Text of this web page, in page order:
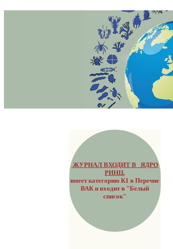
ЖУРНАЛ ВХОДИТ В ЯДРО
РИНЦ,
имеет категорию К1 в Перечне
ВАК и входит в "Белый
список"